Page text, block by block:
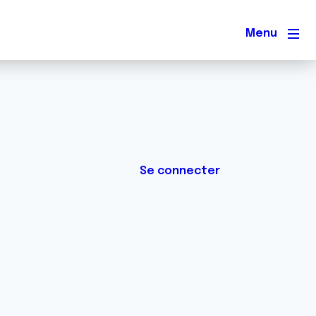
Menu
Se connecter